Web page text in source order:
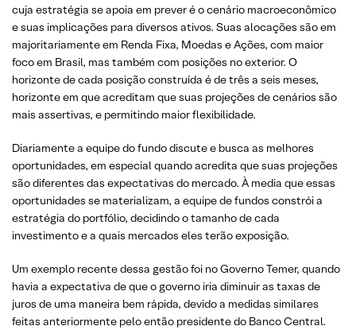
cuja estratégia se apoia em prever é o cenário macroeconômico
e suas implicações para diversos ativos. Suas alocações são em
majoritariamente em Renda Fixa, Moedas e Ações, com maior
foco em Brasil, mas também com posições no exterior. O
horizonte de cada posição construída é de três a seis meses,
horizonte em que acreditam que suas projeções de cenários são
mais assertivas, e permitindo maior flexibilidade.
Diariamente a equipe do fundo discute e busca as melhores
oportunidades, em especial quando acredita que suas projeções
são diferentes das expectativas do mercado. À media que essas
oportunidades se materializam, a equipe de fundos constrói a
estratégia do portfólio, decidindo o tamanho de cada
investimento e a quais mercados eles terão exposição.
Um exemplo recente dessa gestão foi no Governo Temer, quando
havia a expectativa de que o governo iria diminuir as taxas de
juros de uma maneira bem rápida, devido a medidas similares
feitas anteriormente pelo então presidente do Banco Central.